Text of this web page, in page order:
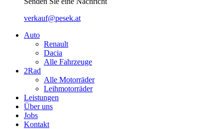
verkauf@pesek.at
Auto
Renault
Dacia
Alle Fahrzeuge
2Rad
Alle Motorräder
Leihmotorräder
Leistungen
Über uns
Jobs
Kontakt